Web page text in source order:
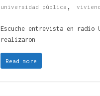
universidad pública ,
Escuche entrevista en radio
realizaron
Read more